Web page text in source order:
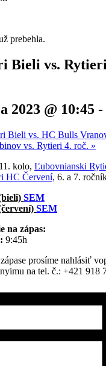
prebehla.
Bieli vs.
2023 @ 10:45 -
Bieli vs. HC Bulls
vs. Rytieri 4. roč. »
kolo, Ľubovnianski
HC Červení, 6. a 7.
SEM
SEM
na zápas:
9:45h
prosíme nahlásiť
na tel. č.: +421 918